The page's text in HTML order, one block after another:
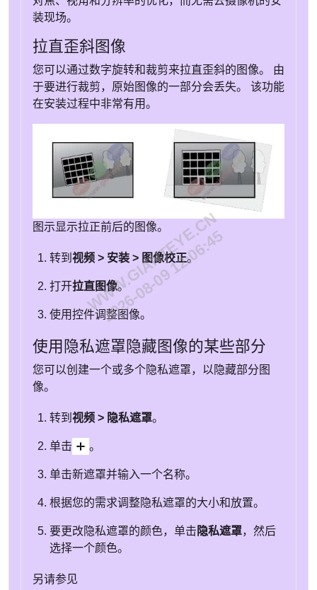
装现场。
拉直歪斜图像
您可以通过数字旋转和裁剪来拉直歪斜的图像。 由
于要进行裁剪，原始图像的一部分会丢失。 该功能
在安装过程中非常有用。
图示显示拉正前后的图像。
转到 视频 > 安装 > 图像校正。
打开拉直图像。
使用控件调整图像。
使用隐私遮罩隐藏图像的某些部分
您可以创建一个或多个隐私遮罩，以隐藏部分图
像。
转到 视频 > 隐私遮罩。
单击 。
单击新遮罩并输入一个名称。
根据您的需求调整隐私遮罩的大小和放置。
要更改隐私遮罩的颜色，单击 隐私遮罩，然后
选择一个颜色。
另请参见
WWW.GIANTEYE.CN
2026-08-09 12:06:45